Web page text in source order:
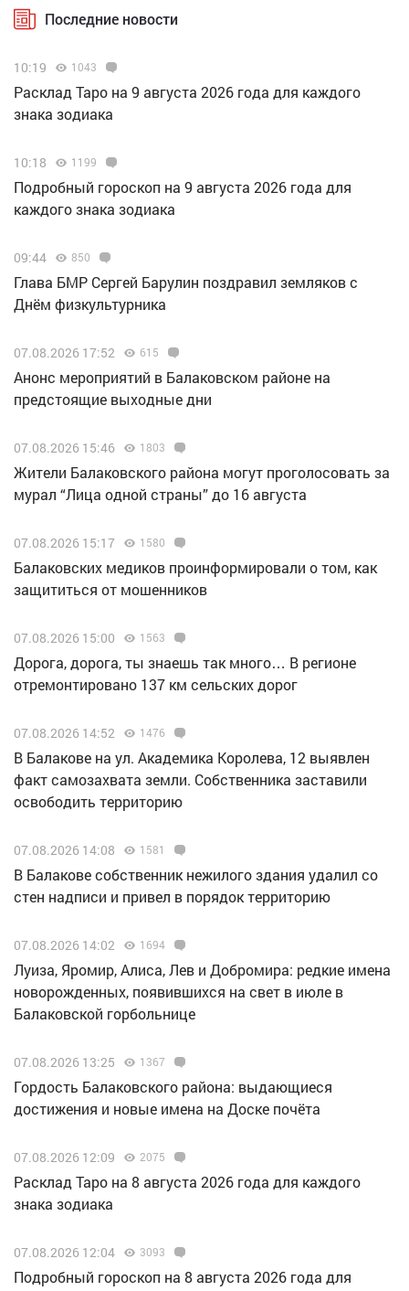
Последние новости
10:19 1043
Расклад Таро на 9 августа 2026 года для каждого
знака зодиака
10:18 1199
Подробный гороскоп на 9 августа 2026 года для
каждого знака зодиака
09:44 850
Глава БМР Сергей Барулин поздравил земляков с
Днём физкультурника
07.08.2026 17:52 615
Анонс мероприятий в Балаковском районе на
предстоящие выходные дни
07.08.2026 15:46 1803
Жители Балаковского района могут проголосовать за
мурал “Лица одной страны” до 16 августа
07.08.2026 15:17 1580
Балаковских медиков проинформировали о том, как
защититься от мошенников
07.08.2026 15:00 1563
Дорога, дорога, ты знаешь так много… В регионе
отремонтировано 137 км сельских дорог
07.08.2026 14:52 1476
В Балакове на ул. Академика Королева, 12 выявлен
факт самозахвата земли. Собственника заставили
освободить территорию
07.08.2026 14:08 1581
В Балакове собственник нежилого здания удалил со
стен надписи и привел в порядок территорию
07.08.2026 14:02 1694
Луиза, Яромир, Алиса, Лев и Добромира: редкие имена
новорожденных, появившихся на свет в июле в
Балаковской горбольнице
07.08.2026 13:25 1367
Гордость Балаковского района: выдающиеся
достижения и новые имена на Доске почёта
07.08.2026 12:09 2075
Расклад Таро на 8 августа 2026 года для каждого
знака зодиака
07.08.2026 12:04 3093
Подробный гороскоп на 8 августа 2026 года для